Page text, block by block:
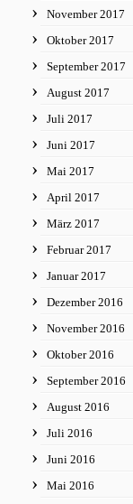
November 2017
Oktober 2017
September 2017
August 2017
Juli 2017
Juni 2017
Mai 2017
April 2017
März 2017
Februar 2017
Januar 2017
Dezember 2016
November 2016
Oktober 2016
September 2016
August 2016
Juli 2016
Juni 2016
Mai 2016